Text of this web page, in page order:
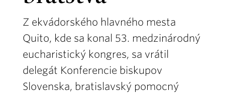
Z ekvádorského hlavného mesta
Quito, kde sa konal 53. medzinárodný
eucharistický kongres, sa vrátil
delegát Konferencie biskupov
Slovenska, bratislavský pomocný